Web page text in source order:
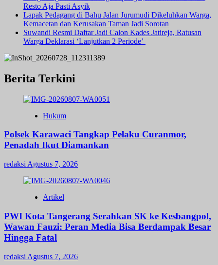
Resto Aja Pasti Asyik
Lapak Pedagang di Bahu Jalan Jurumudi Dikeluhkan Warga,
Kemacetan dan Kerusakan Taman Jadi Sorotan
Suwandi Resmi Daftar Jadi Calon Kades Jatireja, Ratusan
Warga Deklarasi ‘Lanjutkan 2 Periode’
Berita Terkini
Hukum
Polsek Karawaci Tangkap Pelaku Curanmor,
Penadah Ikut Diamankan
redaksi Agustus 7, 2026
Artikel
PWI Kota Tangerang Serahkan SK ke Kesbangpol,
Wawan Fauzi: Peran Media Bisa Berdampak Besar
Hingga Fatal
redaksi Agustus 7, 2026